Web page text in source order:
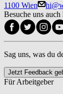
1100 Wien
Besuche uns auch
Sag uns, was du
Jetzt Feedback
Für Arbeitgeber